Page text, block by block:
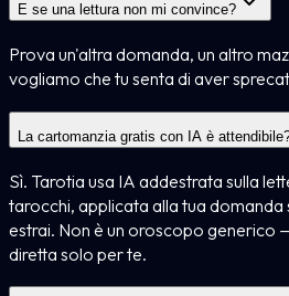
E se una lettura non mi convince?
Prova un'altra domanda, un altro
vogliamo che tu senta di aver
La cartomanzia gratis con IA è
Sì. Tarotia usa IA addestrata sulla
tarocchi, applicata alla tua domanda
estrai. Non è un oroscopo generico
diretta solo per te.